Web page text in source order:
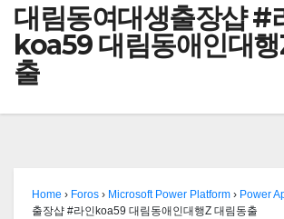
대림동여대생출장샵 #
koa59 대림동애인대
출
Home › Foros › Microsoft Power Platform › Power
출장샵 #라인koa59 대림동애인대행Z 대림동출